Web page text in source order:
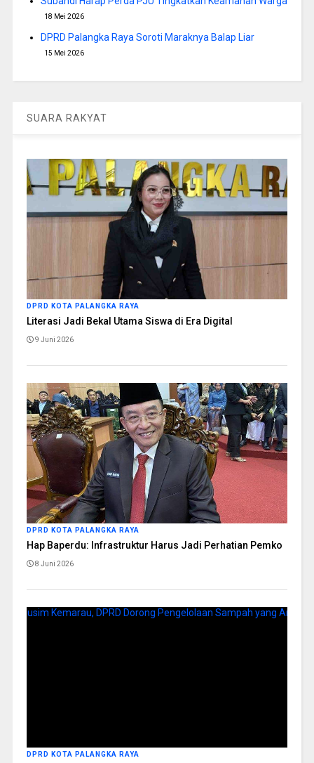
18 Mei 2026
DPRD Palangka Raya Soroti Maraknya Balap Liar
15 Mei 2026
SUARA RAKYAT
DPRD KOTA PALANGKA RAYA
Literasi Jadi Bekal Utama Siswa di Era Digital
9 Juni 2026
DPRD KOTA PALANGKA RAYA
Hap Baperdu: Infrastruktur Harus Jadi Perhatian Pemko
8 Juni 2026
DPRD KOTA PALANGKA RAYA